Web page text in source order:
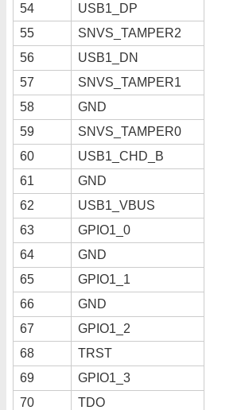
54
USB1_DP
55
SNVS_TAMPER2
56
USB1_DN
57
SNVS_TAMPER1
58
GND
59
SNVS_TAMPER0
60
USB1_CHD_B
61
GND
62
USB1_VBUS
63
GPIO1_0
64
GND
65
GPIO1_1
66
GND
67
GPIO1_2
68
TRST
69
GPIO1_3
70
TDO